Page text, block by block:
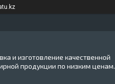
и изготовление качественной
продукции по низким ценам.